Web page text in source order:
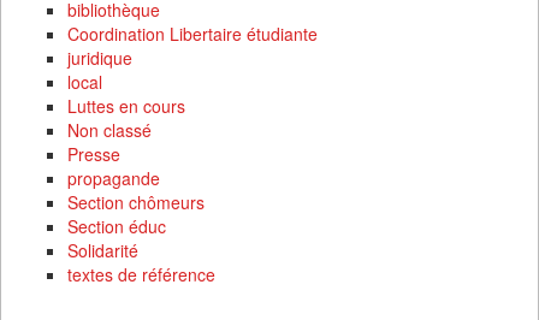
bibliothèque
Coordination Libertaire étudiante
juridique
local
Luttes en cours
Non classé
Presse
propagande
Section chômeurs
Section éduc
Solidarité
textes de référence